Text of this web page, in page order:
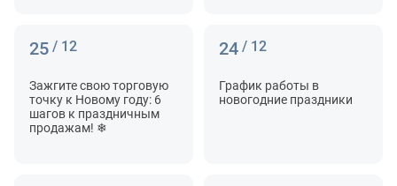
25 / 12
Зажгите свою торговую
точку к Новому году: 6
шагов к праздничным
продажам! ❄
24 / 12
График работы в
новогодние праздники